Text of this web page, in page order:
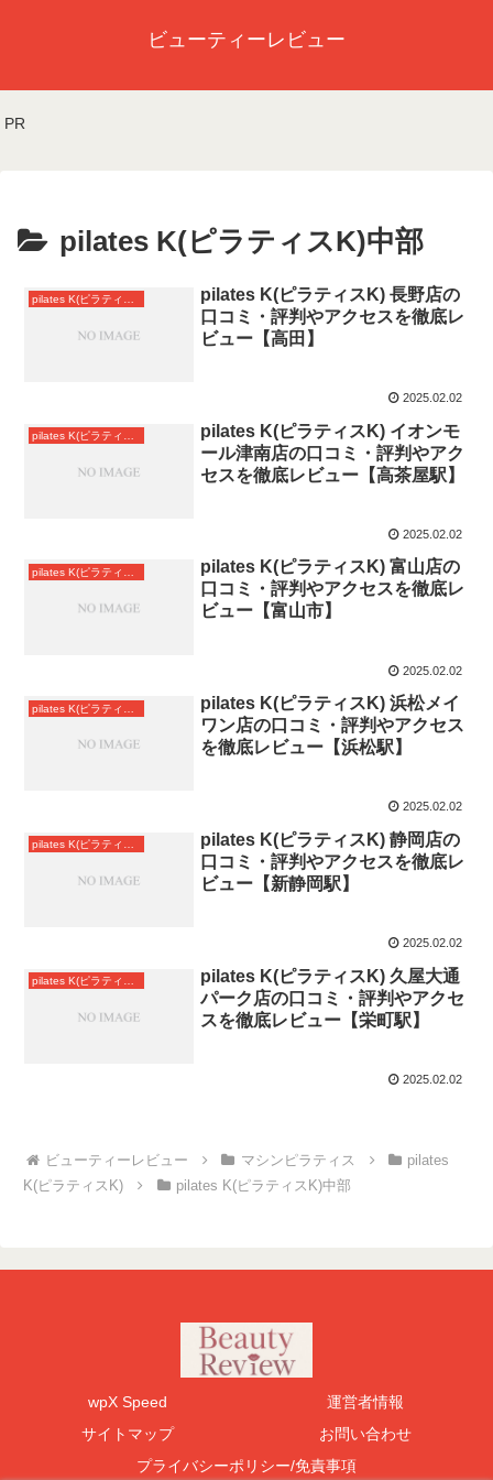
ビューティーレビュー
PR
pilates K(ピラティスK)中部
pilates K(ピラティスK)中部
pilates K(ピラティスK) 長野店の
口コミ・評判やアクセスを徹底レ
ビュー【高田】
2025.02.02
pilates K(ピラティスK) イオンモ
ール津南店の口コミ・評判やアク
セスを徹底レビュー【高茶屋駅】
2025.02.02
pilates K(ピラティスK) 富山店の
口コミ・評判やアクセスを徹底レ
ビュー【富山市】
2025.02.02
pilates K(ピラティスK) 浜松メイ
ワン店の口コミ・評判やアクセス
を徹底レビュー【浜松駅】
2025.02.02
pilates K(ピラティスK)中部
pilates K(ピラティスK) 静岡店の
口コミ・評判やアクセスを徹底レ
ビュー【新静岡駅】
2025.02.02
pilates K(ピラティスK) 久屋大通
パーク店の口コミ・評判やアクセ
スを徹底レビュー【栄町駅】
2025.02.02
マシンピラティス
pilates
K(ピラティスK)
pilates K(ピラティスK)中部
wpX Speed
運営者情報
サイトマップ
お問い合わせ
プライバシーポリシー/免責事項